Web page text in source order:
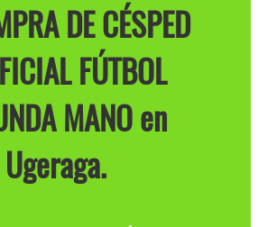
DE CÉSPED
FÚTBOL
MANO en
Ugeraga.